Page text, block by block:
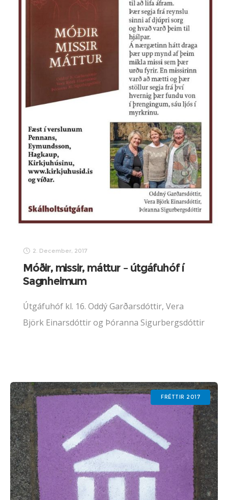
2. December, 2017
Móðir, missir, máttur – útgáfuhóf í
Sagnheimum
Útgáfuhóf kl. 16. Oddý Garðarsdóttir, Vera
Björk Einarsdóttir og Þóranna Sigurbergsdóttir
FRÉTTIR 2017